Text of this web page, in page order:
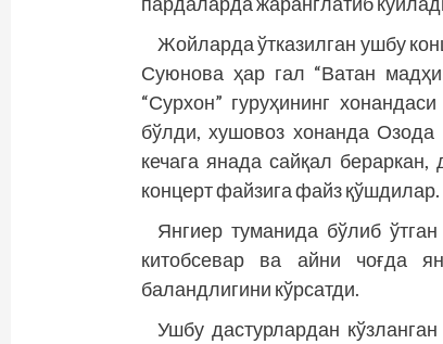
Жойларда ўтказилган ушбу
Суюнова ҳар гал “Ватан
“Сурхон” гуруҳининг
бўлди, хушовоз хонанда
кечага янада сайқал
концерт файзига файз қўшдилар.
Янгиер туманида бўлиб
китобсевар ва айни чоғда
баландлигини кўрсатди.
Ушбу дастурлардан